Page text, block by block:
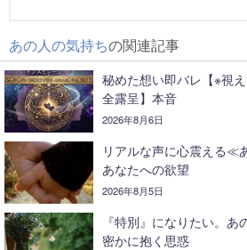
あの人の気持ちの関連記事
秘めた想い即バレ【※視
全露呈】本音
2026年8月6日
リアルな声に心震える≪
あなたへの欲望
2026年8月5日
『特別』になりたい。あ
密かに抱く思惑